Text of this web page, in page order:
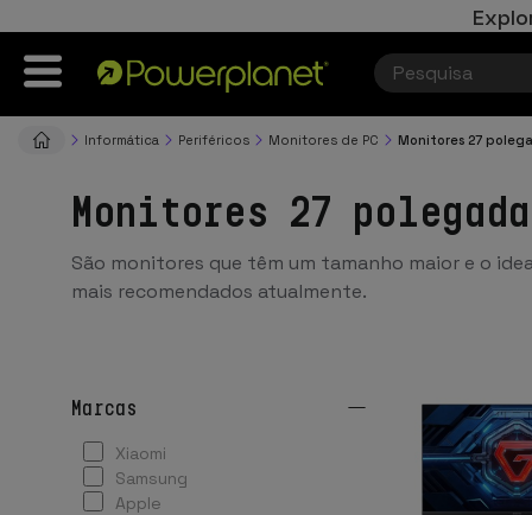
Informática Periféricos Monitores de PC Monitores 27
Monitores 27
São monitores que têm um tamanho maior e o
mais recomendados atualmente.
marcas
xiaomi
samsung
apple